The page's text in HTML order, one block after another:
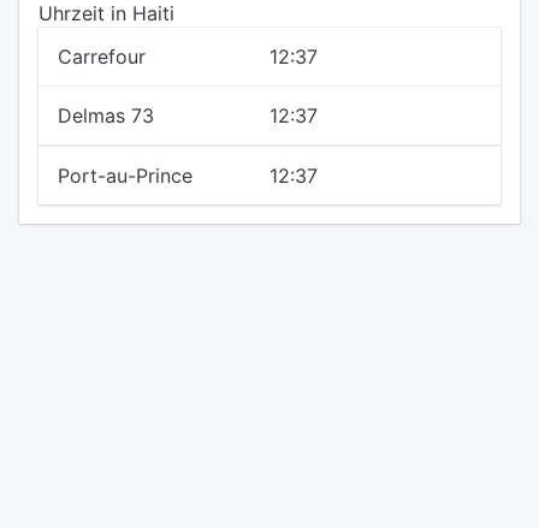
Uhrzeit in Haiti
Carrefour
12:37
Delmas 73 12:37
Port-au-Prince 12:37